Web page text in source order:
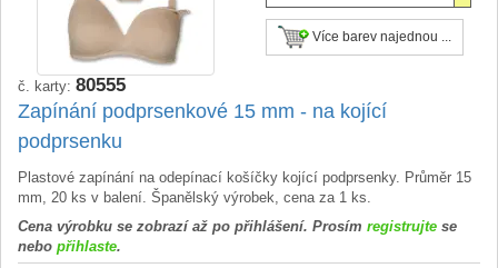
Více barev najednou ...
č. karty: 80555
Zapínání podprsenkové 15 mm - na kojící
podprsenku
Plastové zapínání na odepínací košíčky kojící podprsenky. Průměr 15
mm, 20 ks v balení. Španělský výrobek, cena za 1 ks.
Cena výrobku se zobrazí až po přihlášení. Prosím registrujte se
nebo přihlaste.